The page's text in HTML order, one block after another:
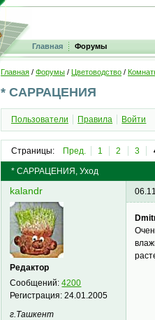
Главная Форумы
Главная / Форумы / Цветоводство /
* САРРАЦЕНИЯ
Пользователи Правила Войти
Страницы: Пред. 1 2 3
* САРРАЦЕНИЯ, Уход
kalandr
Редактор
Сообщений:4200
Регистрация:24.01.2005
г.Ташкент